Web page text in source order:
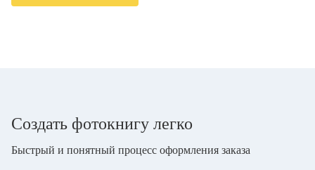
Создать фотокнигу легко
Быстрый и понятный процесс оформления заказа